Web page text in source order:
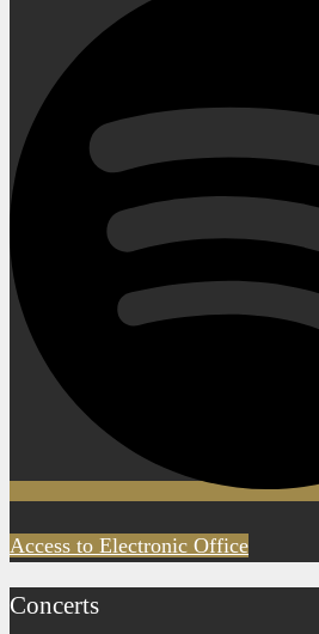
Access to Electronic Office
Concerts